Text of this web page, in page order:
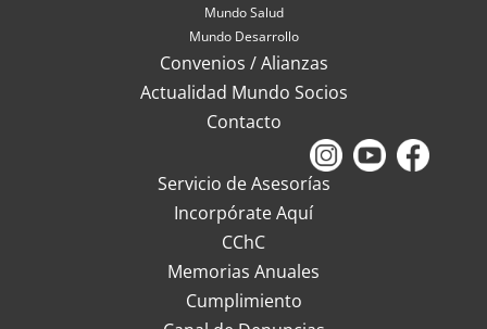
Mundo Salud
Mundo Desarrollo
Convenios / Alianzas
Actualidad Mundo Socios
Contacto
Servicio de Asesorías
Incorpórate Aquí
CChC
Memorias Anuales
Cumplimiento